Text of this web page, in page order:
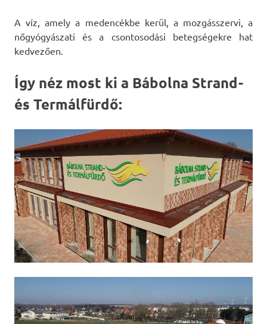
A víz, amely a medencékbe kerül, a mozgásszervi, a
nőgyógyászati és a csontosodási betegségekre hat
kedvezően.
Így néz most ki a Bábolna Strand-
és Termálfürdő: